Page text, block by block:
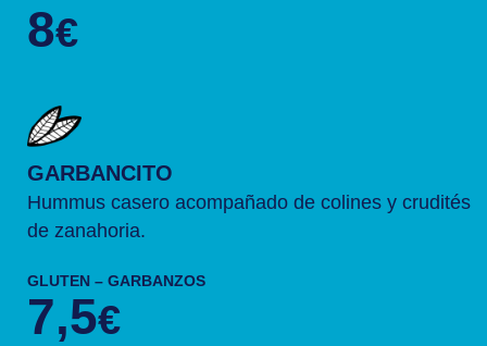
8€
GARBANCITO
Hummus casero acompañado de colines y crudités
de zanahoria.
GLUTEN – GARBANZOS
7,5€